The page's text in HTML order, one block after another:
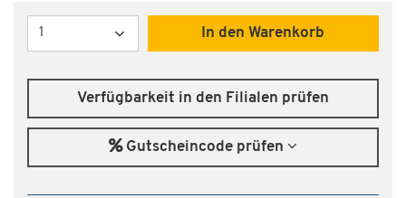
Menge
In den Warenkorb
Verfügbarkeit in den Filialen prüfen
Gutscheincode prüfen